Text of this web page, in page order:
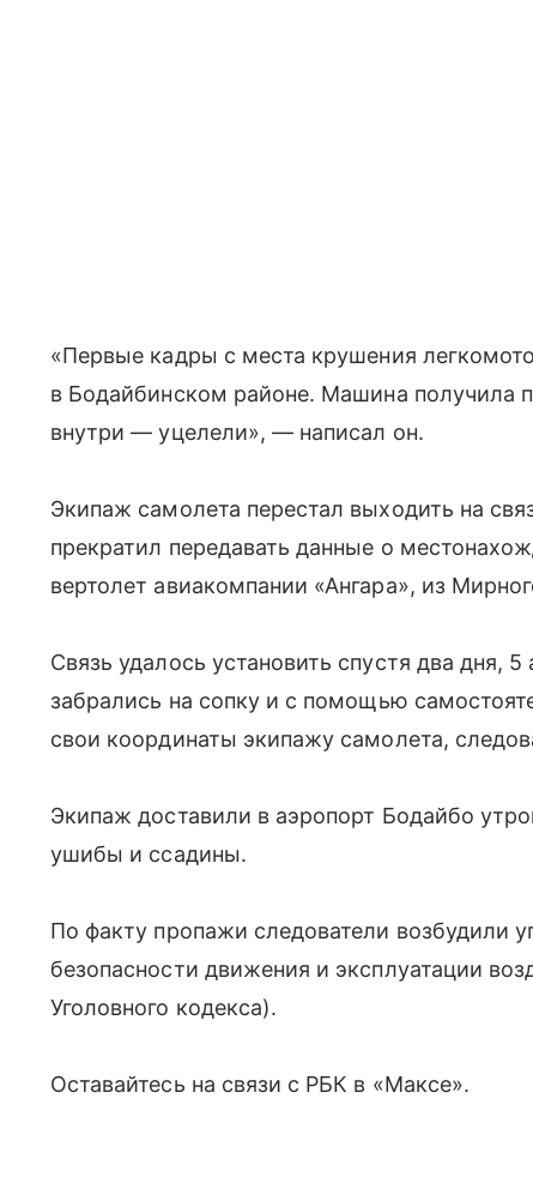
«Первые кадры с места крушения
в Бодайбинском районе. Машина получила
внутри — уцелели», — написал он.
Экипаж самолета перестал выходить на
прекратил передавать данные о
вертолет авиакомпании «Ангара», из
Связь удалось установить спустя два дня,
забрались на сопку и с помощью
свои координаты экипажу самолета,
Экипаж доставили в аэропорт Бодайбо
ушибы и ссадины.
По факту пропажи следователи возбудили
безопасности движения и эксплуатации
Уголовного кодекса).
Оставайтесь на связи с РБК в «Максе».